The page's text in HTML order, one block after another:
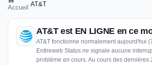
Accueil AT&T
AT&T est EN LIGNE en ce
AT&T fonctionne normalement aujourd'hui
Entireweb Status ne signale aucune
problème en cours. Au cours des dernières